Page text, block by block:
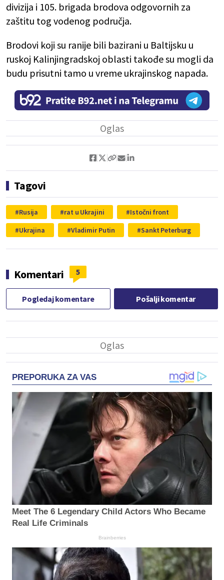
divizija i 105. brigada brodova odgovornih za
zaštitu tog vodenog područja.
Brodovi koji su ranije bili bazirani u Baltijsku u
ruskoj Kalinjingradskoj oblasti takođe su mogli da
budu prisutni tamo u vreme ukrajinskog napada.
Tagovi
Rusija rat u Ukrajini
Istočni front
Ukrajina
Vladimir Putin Sankt Peterburg
Komentari 5
Pogledaj komentare Pošalji komentar
PREPORUKA ZA VAS
Meet The 6 Legendary Child Actors Who Became
Real Life Criminals
Brainberries